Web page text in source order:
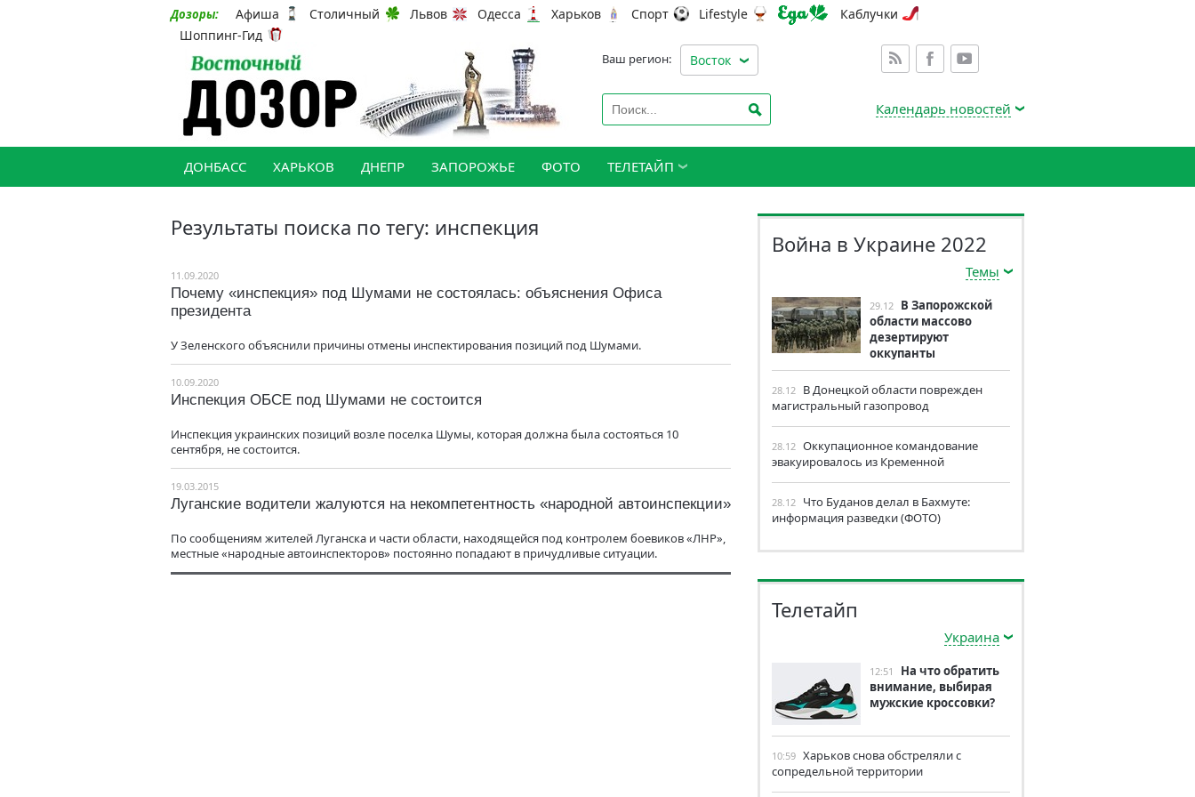
Дозоры: Афиша Столичный Львов Одесса Харьков Спорт Lifestyle
Каблучки
Шоппинг-Гид
Ваш регион: Восток
Календарь новостей
ДОНБАСС ХАРЬКОВ ДНЕПР ЗАПОРОЖЬЕ ФОТО ТЕЛЕТАЙП
Результаты поиска по тегу: инспекция
11.09.2020
Почему «инспекция» под Шумами не состоялась: объяснения Офиса
президента
У Зеленского объяснили причины отмены инспектирования позиций под Шумами.
10.09.2020
Инспекция ОБСЕ под Шумами не состоится
Инспекция украинских позиций возле поселка Шумы, которая должна была состояться 10
сентября, не состоится.
19.03.2015
Луганские водители жалуются на некомпетентность «народной автоинспекции»
По сообщениям жителей Луганска и части области, находящейся под контролем боевиков «ЛНР»,
местные «народные автоинспекторов» постоянно попадают в причудливые ситуации.
Война в Украине 2022
Темы
29.12 В Запорожской
области массово
дезертируют
оккупанты
28.12 В Донецкой области поврежден
магистральный газопровод
28.12 Оккупационное командование
эвакуировалось из Кременной
28.12 Что Буданов делал в Бахмуте:
информация разведки (ФОТО)
Телетайп
Украина
12:51
На что обратить
внимание, выбирая
мужские кроссовки?
10:59 Харьков снова обстреляли с
сопредельной территории